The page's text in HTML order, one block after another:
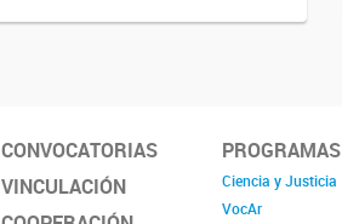
CONVOCATORIAS
VINCULACIÓN
PROGRAMAS
Ciencia y Justicia
VocAr